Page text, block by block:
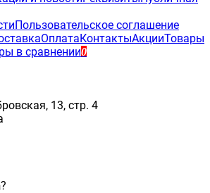
Пользовательское соглашение
ОплатаКонтактыАкцииТовары
в сравнении0
13, стр. 4
?